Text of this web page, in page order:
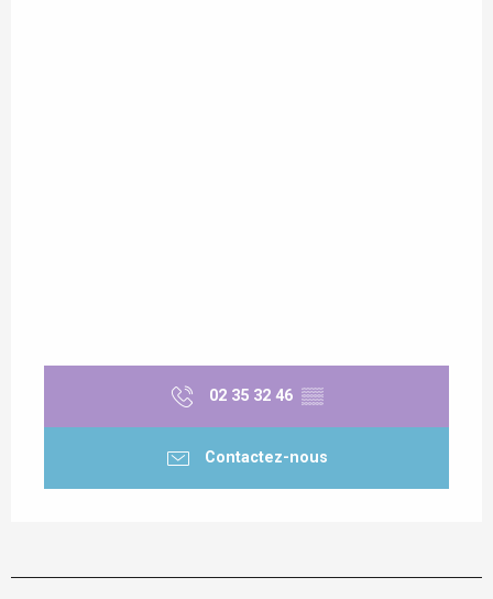
02 35 32 46 ▒▒
Contactez-nous